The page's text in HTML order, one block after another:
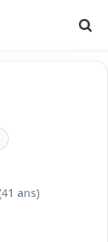
ans)